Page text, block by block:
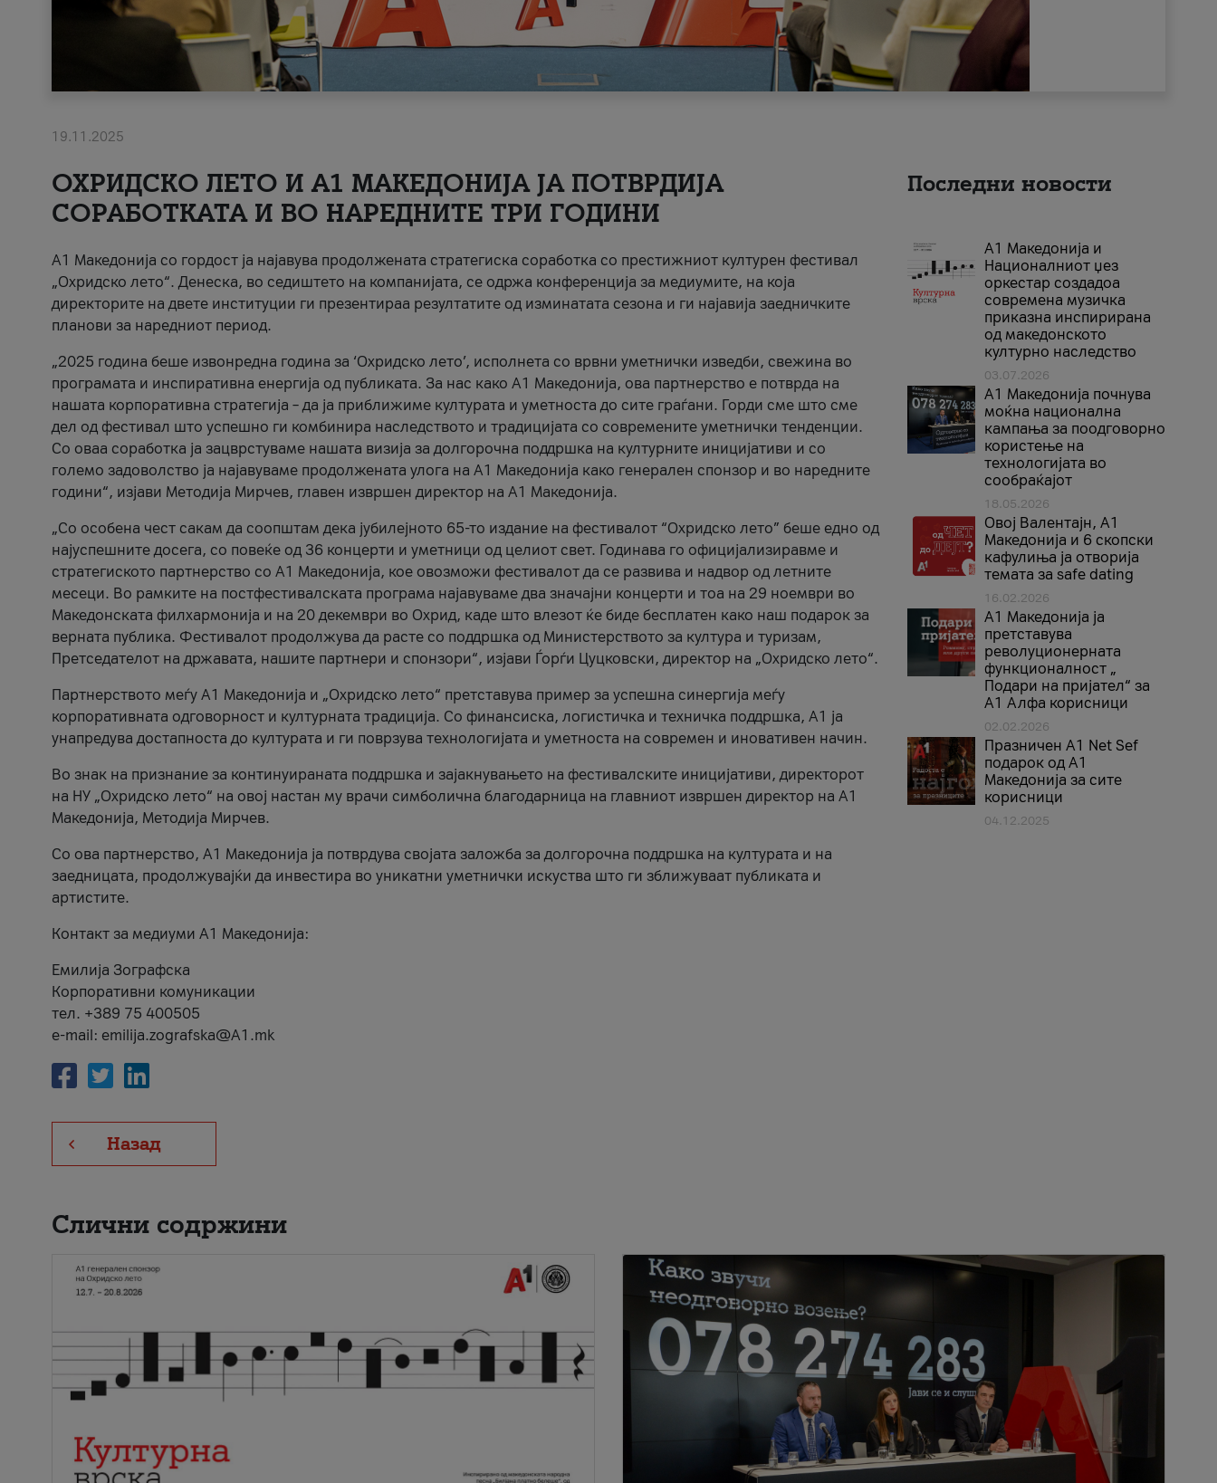
19.11.2025
ОХРИДСКО ЛЕТО И A1 МАКЕДОНИЈА ЈА ПОТВРДИЈА
СОРАБОТКАТА И ВО НАРЕДНИТЕ ТРИ ГОДИНИ
A1 Македонија со гордост ја најавува продолжената стратегиска соработка со престижниот културен фестивал
„Охридско лето“. Денеска, во седиштето на компанијата, се одржа конференција за медиумите, на која
директорите на двете институции ги презентираа резултатите од изминатата сезона и ги најавија заедничките
планови за наредниот период.
„2025 година беше извонредна година за ‘Охридско лето’, исполнета со врвни уметнички изведби, свежина во
програмата и инспиративна енергија од публиката. За нас како A1 Македонија, ова партнерство е потврда на
нашата корпоративна стратегија – да ја приближиме културата и уметноста до сите граѓани. Горди сме што сме
дел од фестивал што успешно ги комбинира наследството и традицијата со современите уметнички тенденции.
Со оваа соработка ја зацврстуваме нашата визија за долгорочна поддршка на културните иницијативи и со
големо задоволство ја најавуваме продолжената улога на A1 Македонија како генерален спонзор и во наредните
години“, изјави Методија Мирчев, главен извршен директор на A1 Македонија.
„Со особена чест сакам да соопштам дека јубилејното 65-то издание на фестивалот “Охридско лето” беше едно од
најуспешните досега, со повеќе од 36 концерти и уметници од целиот свет. Годинава го официјализиравме и
стратегиското партнерство со А1 Македонија, кое овозможи фестивалот да се развива и надвор од летните
месеци. Во рамките на постфестивалската програма најавуваме два значајни концерти и тоа на 29 ноември во
Македонската филхармонија и на 20 декември во Охрид, каде што влезот ќе биде бесплатен како наш подарок за
верната публика. Фестивалот продолжува да расте со поддршка од Министерството за култура и туризам,
Претседателот на државата, нашите партнери и спонзори“, изјави Ѓорѓи Цуцковски, директор на „Охридско лето“.
Партнерството меѓу A1 Македонија и „Охридско лето“ претставува пример за успешна синергија меѓу
корпоративната одговорност и културната традиција. Со финансиска, логистичка и техничка поддршка, A1 ја
унапредува достапноста до културата и ги поврзува технологијата и уметноста на современ и иновативен начин.
Во знак на признание за континуираната поддршка и зајакнувањето на фестивалските иницијативи, директорот
на НУ „Охридско лето“ на овој настан му врачи симболична благодарница на главниот извршен директор на A1
Македонија, Методија Мирчев.
Со ова партнерство, A1 Македонија ја потврдува својата заложба за долгорочна поддршка на културата и на
заедницата, продолжувајќи да инвестира во уникатни уметнички искуства што ги зближуваат публиката и
артистите.
Контакт за медиуми А1 Македонија:
Емилија Зографска
Корпоративни комуникации
тел. +389 75 400505
e-mail: emilija.zografska@A1.mk
Назад
Последни новости
А1 Македонија и
Националниот џез
оркестар создадоа
современа музичка
приказна инспирирана
од македонското
културно наследство
03.07.2026
A1 Македонија почнува
моќна национална
кампања за поодговорно
користење на
технологијата во
сообраќајот
18.05.2026
Овој Валентајн, A1
Македонија и 6 скопски
кафулиња ја отворија
темата за safe dating
16.02.2026
А1 Македонија ја
претставува
револуционерната
функционалност „
Подари на пријател“ за
А1 Алфа корисници
02.02.2026
Празничен A1 Net Sеf
подарок од А1
Македонија за сите
корисници
04.12.2025
Слични содржини